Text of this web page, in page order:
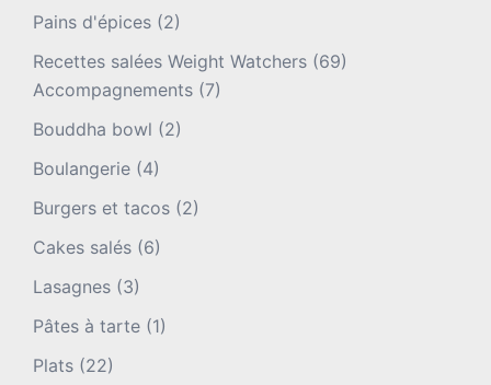
Pains d'épices (2)
Recettes salées Weight Watchers (69)
Accompagnements (7)
Bouddha bowl (2)
Boulangerie (4)
Burgers et tacos (2)
Cakes salés (6)
Lasagnes (3)
Pâtes à tarte (1)
Plats (22)